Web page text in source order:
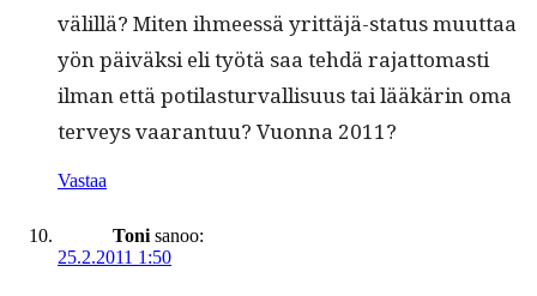
välil­lä? Miten ihmeessä yrit­täjä-sta­tus muut­taa
yön päiväk­si eli työtä saa tehdä rajat­tomasti
ilman että poti­las­tur­val­lisu­us tai lääkärin oma
ter­veys vaaran­tuu? Vuon­na 2011?
Vastaa
Toni sanoo:
25.2.2011 1:50